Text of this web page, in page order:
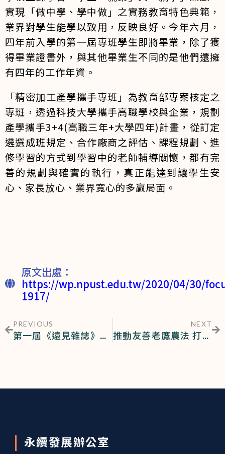
實現「做中學、學中做」之實務教育特色典範，
業界對學生能學以致用，反映良好。今年六月，
四年前入學的第一屆專班學生即將畢業，除了獲
得畢業證書外，與其他畢業生不同的是他們還擁
有四年的工作年資。
「精密加工產學攜手專班」為教育部專案核定之
專班，透過科技大學攜手高職學校與企業，規劃
產學攜手3+4(高職三年+大學四年)計畫，從訂定
遴選成班規定、合作廠商之評估、課程規劃、進
修學習的方式到學習中的老師輔導關懷，都有完
善的規劃與確實的執行，真正能達到讓學生安
心、家長放心、業界寬心的多贏局面。
原文出處：
https://wp.npust.edu.tw/2020/04/30/
1917/
PREVIOUS
第一屆《遠見雜誌》USR大學社會責任獎 屏科跨組獨奪雙楷模
NEXT
推動友善老鷹農法 打造猛禽無毒生活圈
永續發展辦公室